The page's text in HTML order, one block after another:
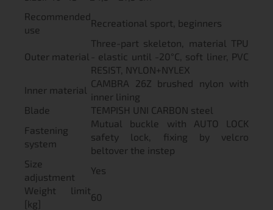
Recommended
use
Recreational sport, beginners
Outer material
Three-part skeleton, material TPU
- elastic until -20°C, soft liner, PVC
RESIST, NYLON+NYLEX
Inner material
CAMBRA 26Z brushed nylon with
inner lining
Blade
TEMPISH UNI CARBON steel
Fastening
system
Mutual buckle with AUTO LOCK
safety lock, fixing by velcro
beltover the instep
Size
adjustment
Yes
Weight limit
[kg]
60